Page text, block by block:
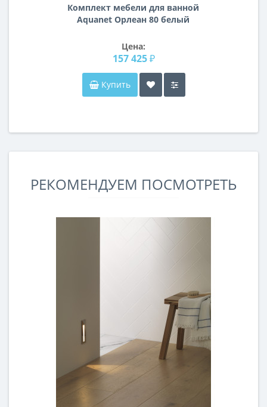
Комплект мебели для ванной
Aquanet Орлеан 80 белый
Цена:
157 425 ₽
Купить
РЕКОМЕНДУЕМ ПОСМОТРЕТЬ